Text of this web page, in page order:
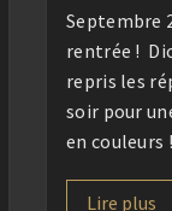
Septembre
rentrée !
repris les
soir pour
en couleurs
ce vendredi
Lire plus